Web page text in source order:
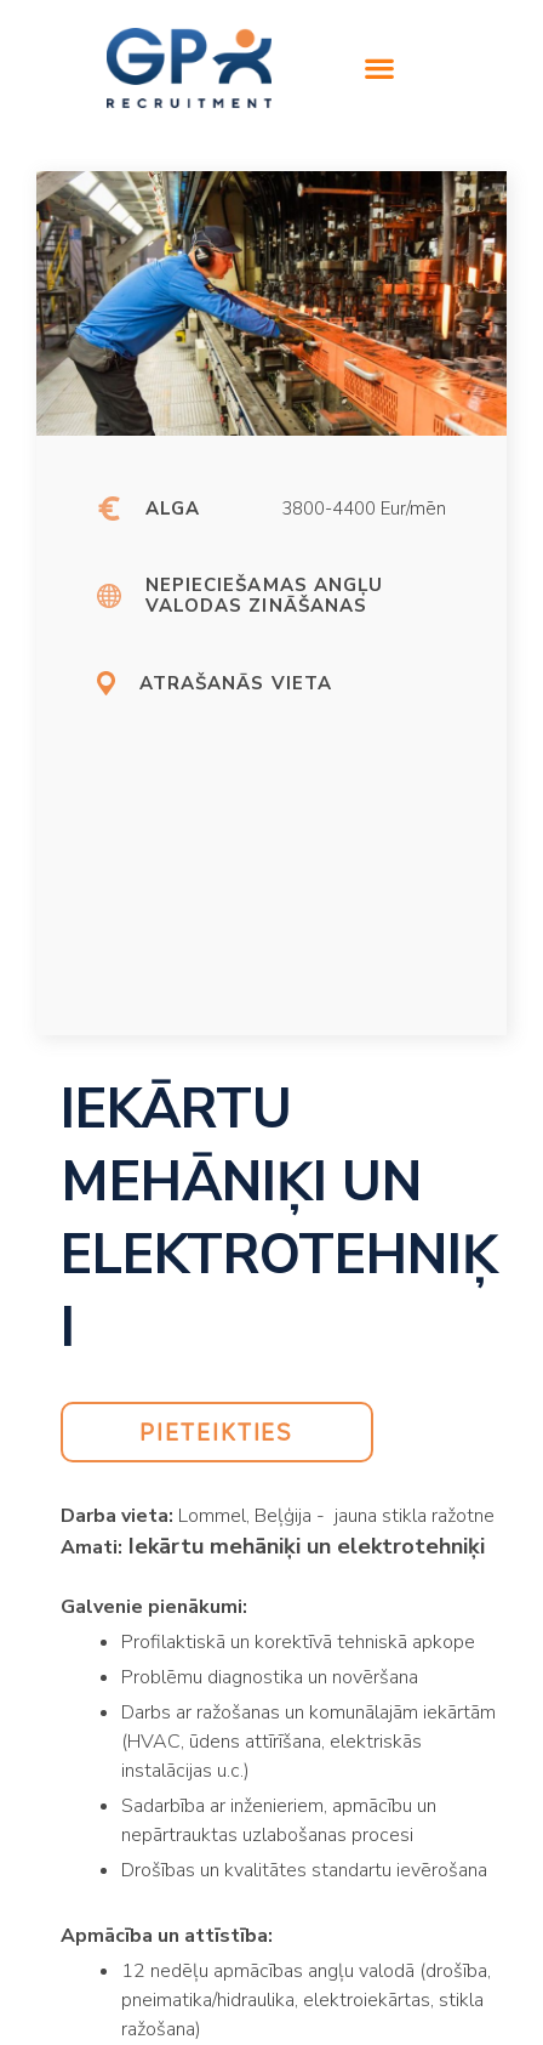
ALGA 3800-4400 Eur/mēn
NEPIECIEŠAMAS ANGĻU
VALODAS ZINĀŠANAS
ATRAŠANĀS VIETA
IEKĀRTU
MEHĀNIĶI UN
ELEKTROTEHNIĶ
I
PIETEIKTIES
Darba vieta: Lommel, Beļģija - jauna stikla ražotne
Amati: Iekārtu mehāniķi un elektrotehniķi
Galvenie pienākumi:
Profilaktiskā un korektīvā tehniskā apkope
Problēmu diagnostika un novēršana
Darbs ar ražošanas un komunālajām iekārtām
(HVAC, ūdens attīrīšana, elektriskās
instalācijas u.c.)
Sadarbība ar inženieriem, apmācību un
nepārtrauktas uzlabošanas procesi
Drošības un kvalitātes standartu ievērošana
Apmācība un attīstība:
12 nedēļu apmācības angļu valodā (drošība,
pneimatika/hidraulika, elektroiekārtas, stikla
ražošana)